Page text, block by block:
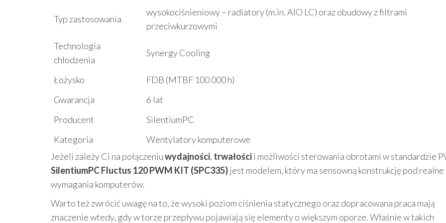
Typ zastosowania
wysokociśnieniowy – radiatory (m.in. AIO LC) oraz obudowy z filtrami
przeciwkurzowymi
Technologia
chłodzenia
Synergy Cooling
Łożysko
FDB (MTBF 100 000 h)
Gwarancja
6 lat
Producent
SilentiumPC
Kategoria
Wentylatory komputerowe
Jeżeli zależy Ci na połączeniuwydajności, trwałościi możliwości sterowania obrotami w standardzie
SilentiumPC Fluctus 120 PWM KIT (SPC335)jest modelem, który ma sensowną konstrukcję pod realne
wymagania komputerów.
Warto też zwrócić uwagę na to, że wysoki poziom ciśnienia statycznego oraz dopracowana praca mają
znaczenie wtedy, gdy w torze przepływu pojawiają się elementy o większym oporze. Właśnie w takich